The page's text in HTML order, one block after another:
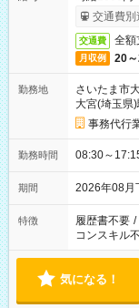
交通費別
交通費 全額
月収例 20
勤務地
さいたま市
大宮(埼玉県
事務代行
勤務時間 08:30～
期間 2026年08
特徴 履歴書不要 /
コンスキル
気になる！